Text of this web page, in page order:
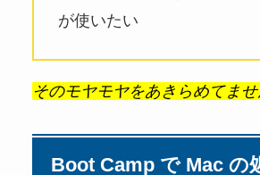
が使いたい
そのモヤモヤをあきらめてま
Boot Camp で Mac の